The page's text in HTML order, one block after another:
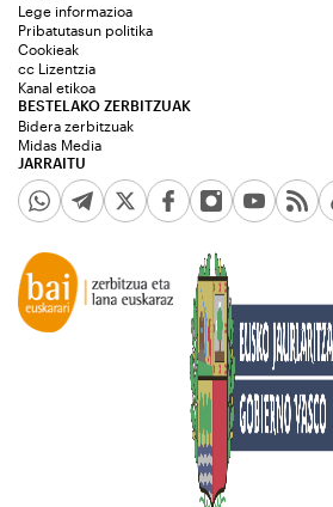
JARRAITU
Lege informazioa
Pribatutasun politika
Cookieak
cc Lizentzia
Kanal etikoa
BESTELAKO ZERBITZUAK
Bidera zerbitzuak
Midas Media